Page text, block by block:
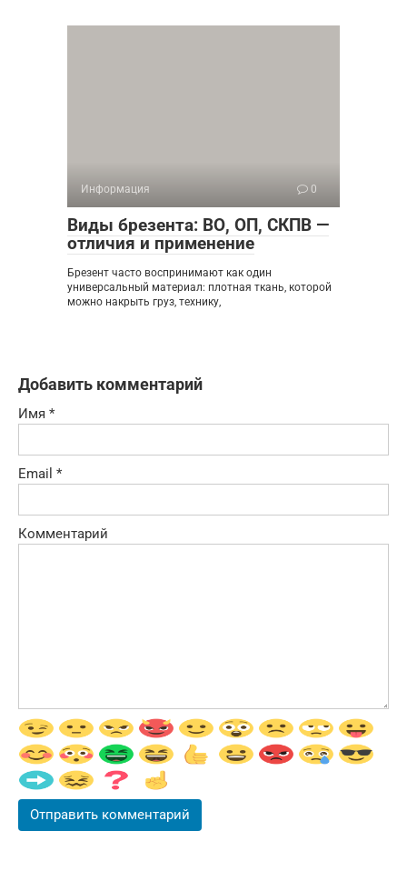
Информация 0
Виды брезента: ВО, ОП, СКПВ —
отличия и применение
Брезент часто воспринимают как один
универсальный материал: плотная ткань, которой
можно накрыть груз, технику,
Добавить комментарий
Имя *
Email *
Комментарий